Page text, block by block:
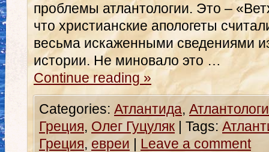
проблемы атлантологии. Это –
что христианские апологеты
весьма искаженными сведениями
истории. Не миновало это …
Continue reading »
Categories: Атлантида,
Греция, Олег Гуцуляк | Tags:
Греция, евреи | Leave a comment